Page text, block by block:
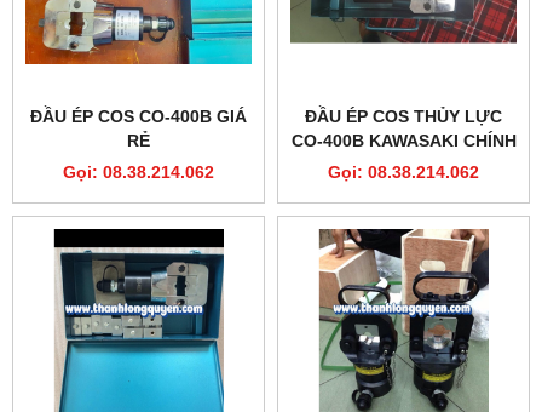
ĐẦU ÉP COS CO-400B GIÁ
RẺ
Gọi: 08.38.214.062
ĐẦU ÉP COS THỦY LỰC
CO-400B KAWASAKI CHÍNH
HÃNG
Gọi: 08.38.214.062